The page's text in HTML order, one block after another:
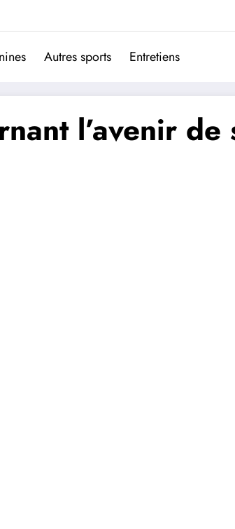
portugais
Autres sports Entretiens
l’avenir de